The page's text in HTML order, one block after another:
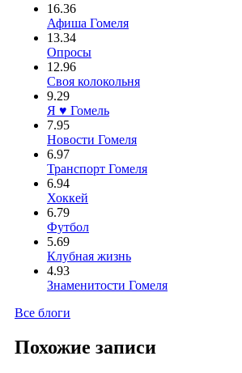
16.36
Афиша Гомеля
13.34
Опросы
12.96
Своя колокольня
9.29
Я ♥ Гомель
7.95
Новости Гомеля
6.97
Транспорт Гомеля
6.94
Хоккей
6.79
Футбол
5.69
Клубная жизнь
4.93
Знаменитости Гомеля
Все блоги
Похожие записи